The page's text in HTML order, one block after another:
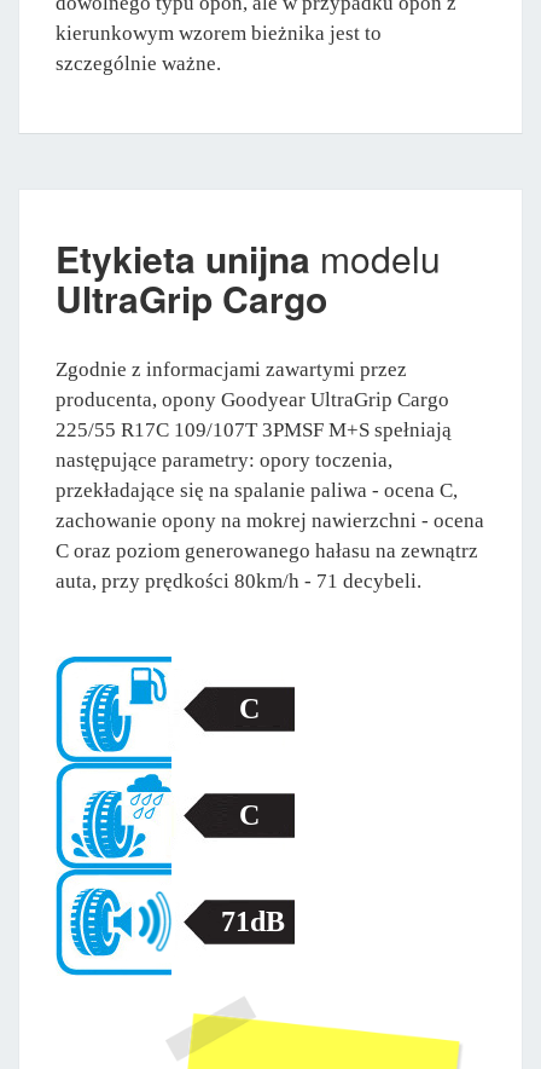
kierunkowym wzorem bieżnika jest to
szczególnie ważne.
Etykieta unijna modelu
UltraGrip Cargo
Zgodnie z informacjami zawartymi przez
producenta, opony Goodyear UltraGrip Cargo
225/55 R17C 109/107T 3PMSF M+S spełniają
następujące parametry: opory toczenia,
przekładające się na spalanie paliwa - ocena C,
zachowanie opony na mokrej nawierzchni - ocena
C oraz poziom generowanego hałasu na zewnątrz
auta, przy prędkości 80km/h - 71 decybeli.
C
C
71dB